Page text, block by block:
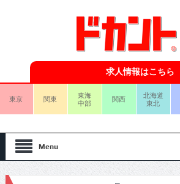
求人情報はこちら
東京 関東
東海
中部
関西
北海道
東北
Menu